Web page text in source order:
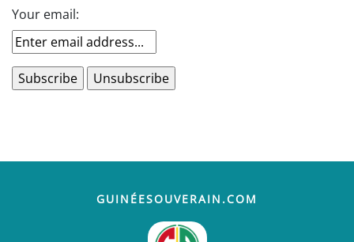
Your email:
GUINÉESOUVERAIN.COM